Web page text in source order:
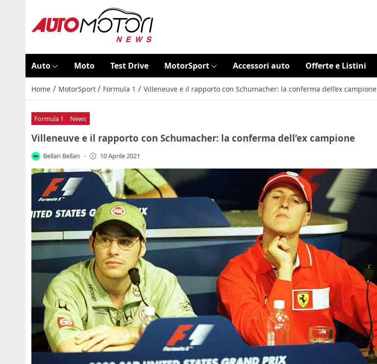
Auto Moto Test Drive MotorSport Accessori auto Offerte e Listini
Home / MotorSport / Formula 1 / Villeneuve e il rapporto con Schumacher: la conferma dell’ex campione
Formula 1 News
Villeneuve e il rapporto con Schumacher: la conferma dell’ex campione
Bellan Bellan - 10 Aprile 2021